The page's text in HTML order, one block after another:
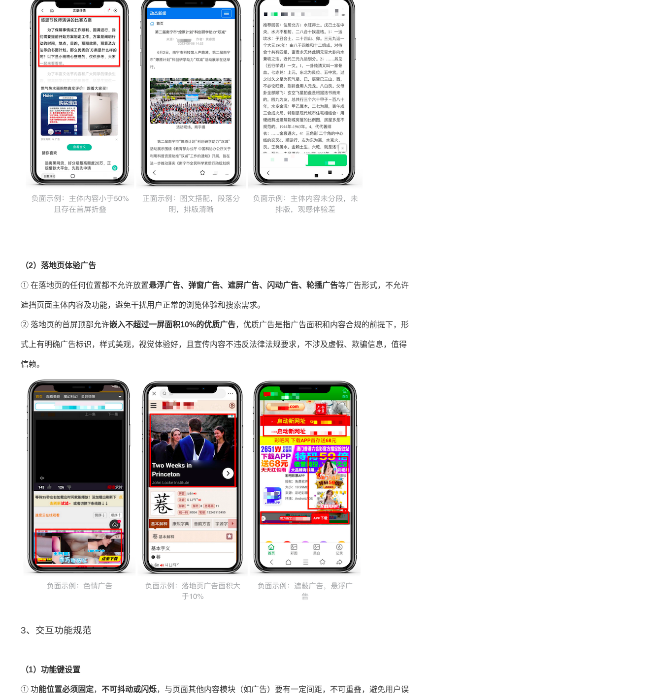
（2）落地页体验广告
① 在落地页的任何位置都不允许放置悬浮广告、弹窗广告、遮屏广告、闪动广告、轮播广告等广告形式，不允许
遮挡页面主体内容及功能，避免干扰用户正常的浏览体验和搜索需求。
② 落地页的首屏顶部允许嵌入不超过一屏面积10%的优质广告，优质广告是指广告面积和内容合规的前提下，形
式上有明确广告标识，样式美观，视觉体验好，且宣传内容不违反法律法规要求，不涉及虚假、欺骗信息，值得
信赖。
3、交互功能规范
（1）功能键设置
① 功能位置必须固定， 不可抖动或闪烁，与页面其他内容模块（如广告）要有一定间距，不可重叠，避免用户误